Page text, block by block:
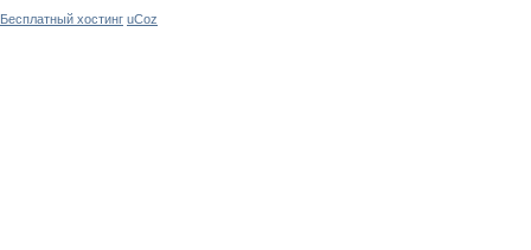
Бесплатный хостинг uCoz